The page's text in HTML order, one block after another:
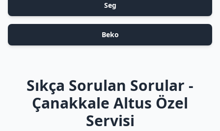
Seg
Beko
Sıkça Sorulan Sorular -
Çanakkale Altus Özel
Servisi